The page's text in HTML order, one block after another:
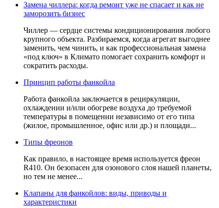
Замена чиллера: когда ремонт уже не спасает и как не
заморозить бизнес
Чиллер — сердце системы кондиционирования любого
крупного объекта. Разбираемся, когда агрегат выгоднее
заменить, чем чинить, и как профессиональная замена
«под ключ» в Климато помогает сохранить комфорт и
сократить расходы.
Принцип работы фанкойла
Работа фанкойла заключается в рециркуляции,
охлаждении и/или обогреве воздуха до требуемой
температуры в помещении независимо от его типа
(жилое, промышленное, офис или др.) и площади...
Типы фреонов
Как правило, в настоящее время используется фреон
R410. Он безопасен для озонового слоя нашей планеты,
но тем не менее...
Клапаны для фанкойлов: виды, приводы и
характеристики